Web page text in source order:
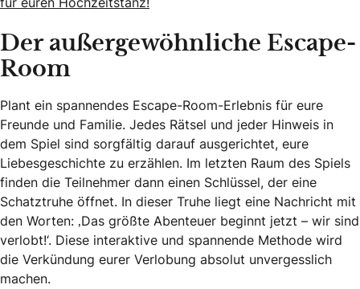
Der außergewöhnliche Escape-
Room
Plant ein spannendes Escape-Room-Erlebnis für eure
Freunde und Familie. Jedes Rätsel und jeder Hinweis in
dem Spiel sind sorgfältig darauf ausgerichtet, eure
Liebesgeschichte zu erzählen. Im letzten Raum des Spiels
finden die Teilnehmer dann einen Schlüssel, der eine
Schatztruhe öffnet. In dieser Truhe liegt eine Nachricht mit
den Worten: ‚Das größte Abenteuer beginnt jetzt – wir sind
verlobt!‘. Diese interaktive und spannende Methode wird
die Verkündung eurer Verlobung absolut unvergesslich
machen.